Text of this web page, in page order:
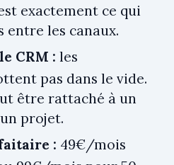
exactement ce qui
entre les canaux.
CRM : les
pas dans le vide.
être rattaché à un
projet.
: 49€/mois